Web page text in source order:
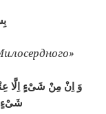
شَىْءٍ